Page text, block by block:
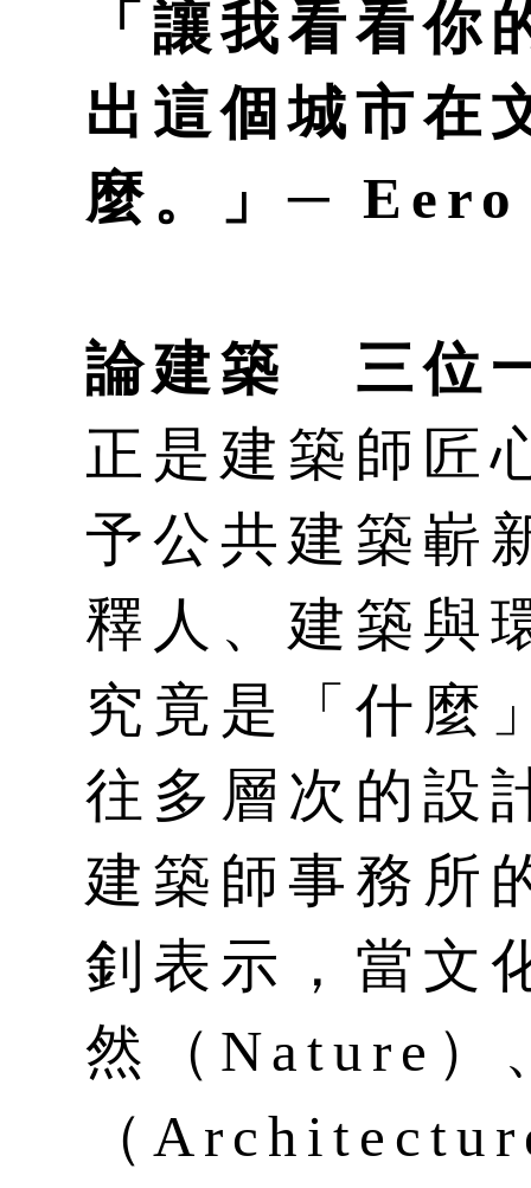
「讓我看看你
出這個城市在
麼。」─
論建築 三位
正是建築師匠
予公共建築嶄
釋人、建築與
究竟是「什麼
往多層次的設
建築師事務所
釗表示，當文
然（Nature）
（